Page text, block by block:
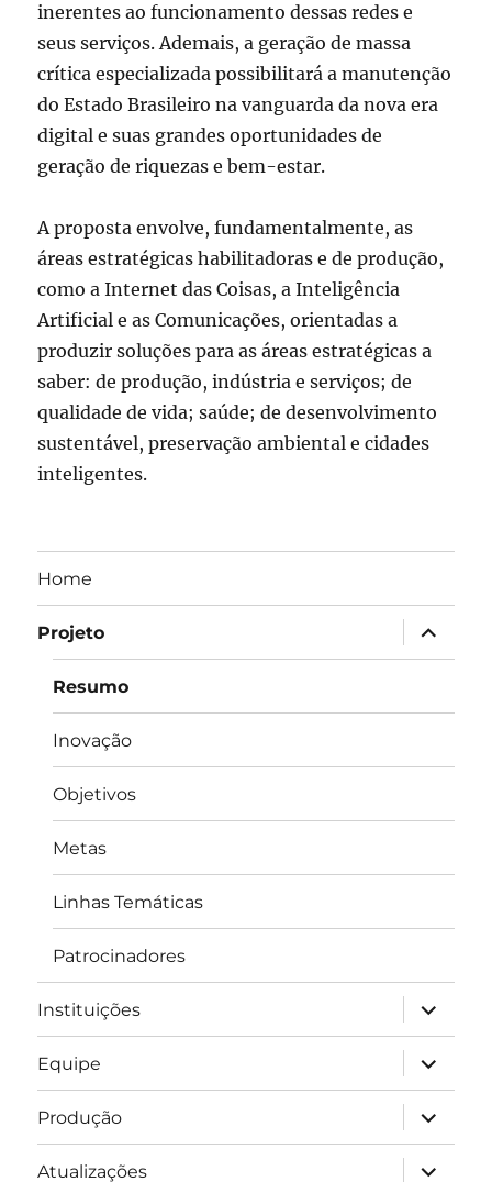
inerentes ao funcionamento dessas redes e
seus serviços. Ademais, a geração de massa
crítica especializada possibilitará a manutenção
do Estado Brasileiro na vanguarda da nova era
digital e suas grandes oportunidades de
geração de riquezas e bem-estar.
A proposta envolve, fundamentalmente, as
áreas estratégicas habilitadoras e de produção,
como a Internet das Coisas, a Inteligência
Artificial e as Comunicações, orientadas a
produzir soluções para as áreas estratégicas a
saber: de produção, indústria e serviços; de
qualidade de vida; saúde; de desenvolvimento
sustentável, preservação ambiental e cidades
inteligentes.
Home
Projeto
expandir
Resumo
Inovação
Objetivos
Metas
Linhas Temáticas
Patrocinadores
Instituições
expandir
Equipe
expandir
Produção
expandir
Atualizações
expandir